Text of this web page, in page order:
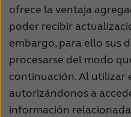
ofrece la ventaja
poder recibir
embargo, para ello sus
procesarse del modo
continuación. Al utilizar
autorizándonos a
información